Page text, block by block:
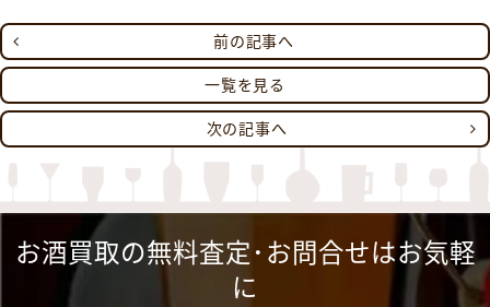
前の記事へ
一覧を見る
次の記事へ
お酒買取の無料査定･お問合せはお気軽
に